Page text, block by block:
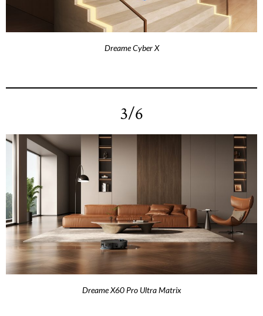
Dreame Cyber X
3/6
Dreame X60 Pro Ultra Matrix